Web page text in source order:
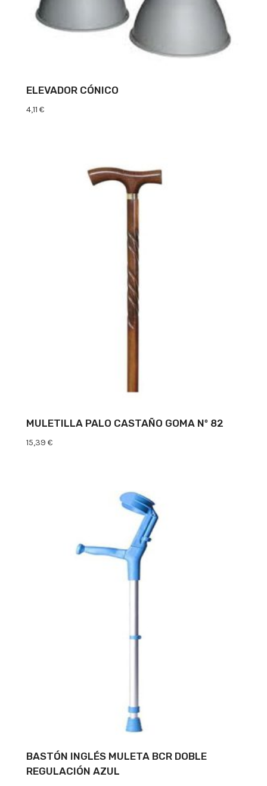
ELEVADOR CÓNICO
4,11 €
MULETILLA PALO CASTAÑO GOMA Nº 82
15,39 €
BASTÓN INGLÉS MULETA BCR DOBLE
REGULACIÓN AZUL